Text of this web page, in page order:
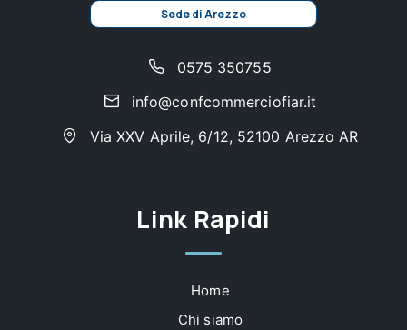
Sede di Arezzo
0575 350755
info@confcommerciofiar.it
Via XXV Aprile, 6/12, 52100 Arezzo AR
Link Rapidi
Home
Chi siamo